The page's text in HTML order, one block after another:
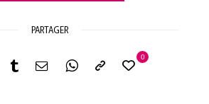
PARTAGER
0